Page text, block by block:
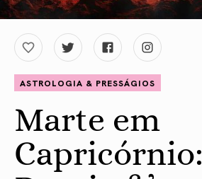
ASTROLOGIA & PRESSÁGIOS
Marte em
Capricórnio: